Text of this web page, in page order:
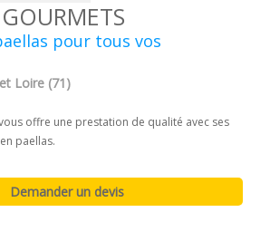
pour tous vos
Loire (71)
offre une prestation de qualité avec ses
paellas.